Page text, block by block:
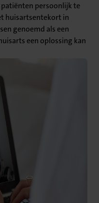
persoonlijk te
huisartsentekort in
genoemd als een
een oplossing kan